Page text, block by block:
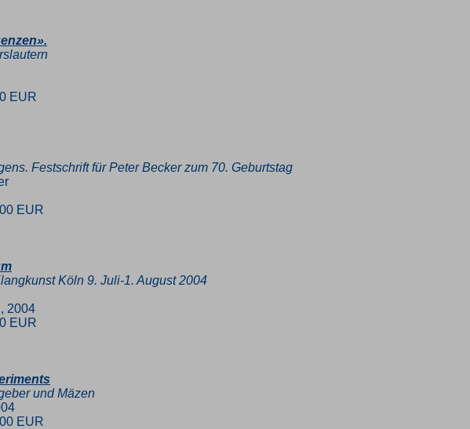
EUR
Festschrift für Peter Becker zum 70. Geburtstag
EUR
Köln 9. Juli-1. August 2004
2004
EUR
und Mäzen
EUR